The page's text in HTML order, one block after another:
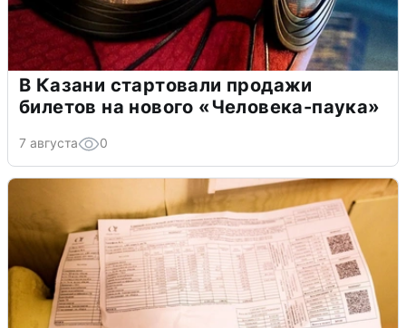
В Казани стартовали продажи
билетов на нового «Человека-паука»
7 августа 0